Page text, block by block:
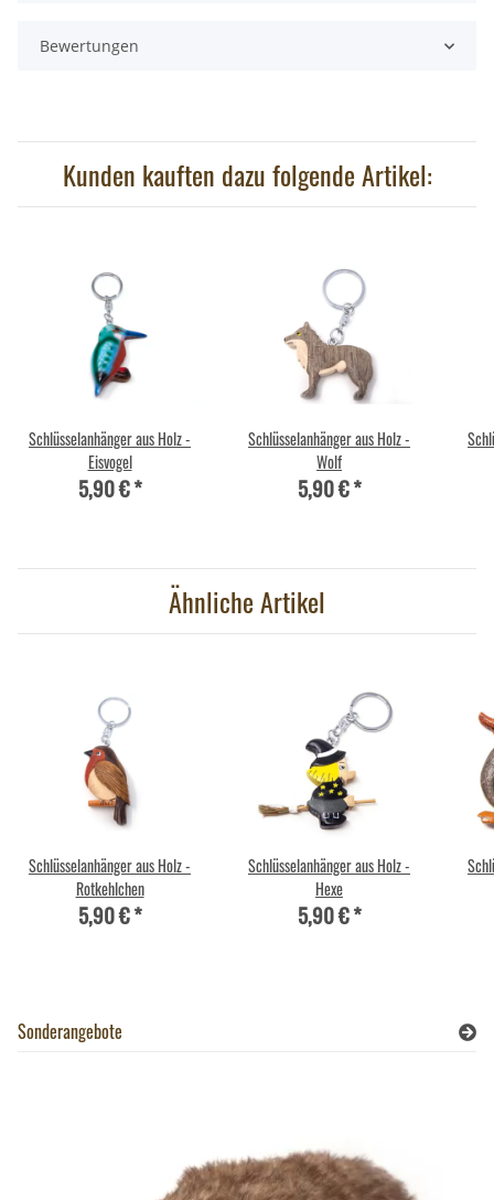
Bewertungen
Kunden kauften dazu folgende Artikel:
Schlüsselanhänger aus Holz -
Eisvogel
5,90 €*
Schlüsselanhänger aus Holz -
Wolf
5,90 €*
Ähnliche Artikel
Schlüsselanhänger aus Holz -
Rotkehlchen
5,90 €*
Schlüsselanhänger aus Holz -
Hexe
5,90 €*
Sonderangebote